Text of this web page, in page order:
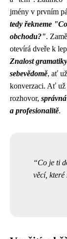
jmény v prvním
tedy řekneme
obchodu?".
otevírá dveře k
Znalost
sebevědomě, ať
konverzaci. Ať už
rozhovor,
a profesionalitě.
Co je ti
věcí, které